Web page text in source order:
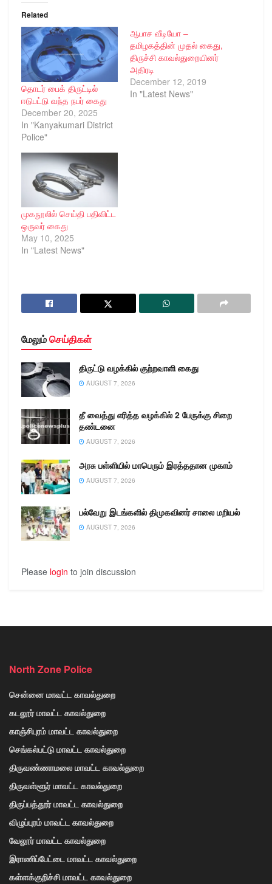
Related
தொடர் பைக் திருட்டில்
ஈடுபட்டு வந்த நபர் கைது
December 20, 2025
In "Kanyakumari District
Police"
ஆபாச வீடியோ –
தமிழகத்தின் முதல் கைது,
திருச்சி காவல்துறையினர்
அதிரடி
December 12, 2019
In "Latest News"
முகநூலில் செய்தி பதிவிட்ட
ஒருவர் கைது
May 10, 2025
In "Latest News"
மேலும்செய்திகள்
திருட்டு வழக்கில் குற்றவாளி கைது
AUGUST 7, 2026
தீ வைத்து எரித்த வழக்கில் 2 பேருக்கு சிறை
தண்டனை
AUGUST 7, 2026
அரசு பள்ளியில் மாபெரும் இரத்ததான முகாம்
AUGUST 7, 2026
பல்வேறு இடங்களில் திமுகவினர் சாலை மறியல்
AUGUST 7, 2026
Please login to join discussion
North Zone Police
சென்னை மாவட்ட காவல்துறை
கடலூர் மாவட்ட காவல்துறை
காஞ்சிபுரம் மாவட்ட காவல்துறை
செங்கல்பட்டு மாவட்ட காவல்துறை
திருவண்ணாமலை மாவட்ட காவல்துறை
திருவள்ளூர் மாவட்ட காவல்துறை
திருப்பத்தூர் மாவட்ட காவல்துறை
விழுப்புரம் மாவட்ட காவல்துறை
வேலூர் மாவட்ட காவல்துறை
இராணிப்பேட்டை மாவட்ட காவல்துறை
கள்ளக்குறிச்சி மாவட்ட காவல்துறை